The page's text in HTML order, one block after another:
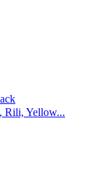
Rili, Yellow...